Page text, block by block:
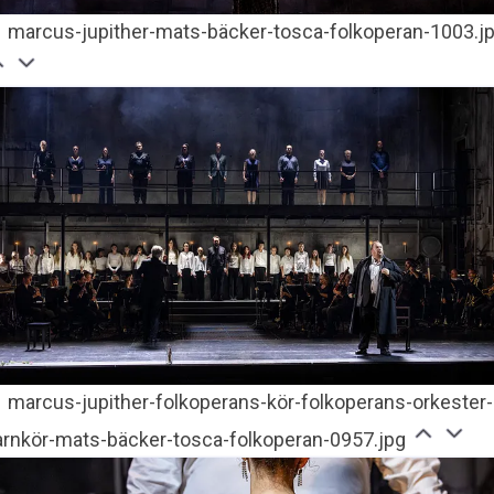
marcus-jupither-mats-bäcker-tosca-folkoperan-
marcus-jupither-folkoperans-kör-folkoperans-orkester-
mats-bäcker-tosca-folkoperan-0957.jpg